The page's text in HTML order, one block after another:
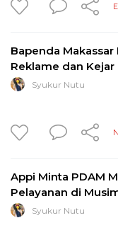
Bapenda
Reklame dan
Syukur Nutu
Appi Minta PDAM
Pelayanan di
Syukur Nutu